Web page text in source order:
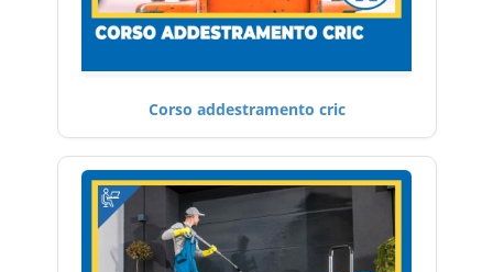
Corso addestramento cric